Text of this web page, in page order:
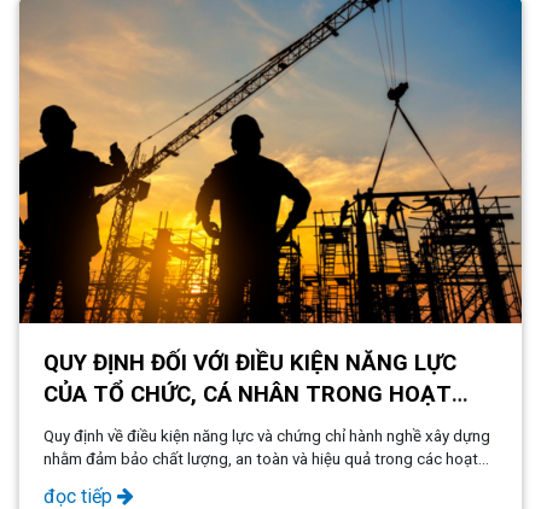
QUY ĐỊNH ĐỐI VỚI ĐIỀU KIỆN NĂNG LỰC
CỦA TỔ CHỨC, CÁ NHÂN TRONG HOẠT
ĐỘNG XÂY DỰNG MỚI NHẤT NĂM 2024
Quy định về điều kiện năng lực và chứng chỉ hành nghề xây dựng
nhằm đảm bảo chất lượng, an toàn và hiệu quả trong các hoạt
động xây dựng. Việc tuân thủ đầy đủ các điều kiện pháp lý sẽ tạo
đọc tiếp